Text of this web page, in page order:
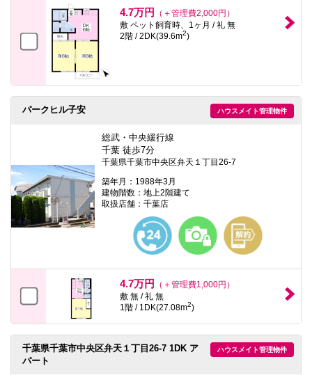
4.7万円
（＋管理費2,000円）
敷 ペット飼育時、1ヶ月 / 礼 無
2階 / 2DK(39.6m2)
ハウスメイト管理物件
パークヒル子安
総武・中央緩行線
千葉 徒歩7分
千葉県千葉市中央区弁天１丁目26-7
築年月：1988年3月
建物階数：地上2階建て
取扱店舗：千葉店
4.7万円
（＋管理費1,000円）
敷 無 / 礼 無
1階 / 1DK(27.08m2)
ハウスメイト管理物件
千葉県千葉市中央区弁天１丁目26-7 1DK ア
パート